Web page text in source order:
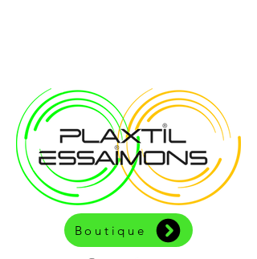
Boutique